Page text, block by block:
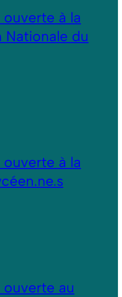
ouverte à la
du
ouverte à la
ouverte au